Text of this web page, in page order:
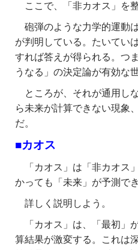
ここで、「非カオス」を
砲弾のような力学的運動
が判明している。たいてい
すれば答えが得られる。つ
うなる」の決定論が有効な
ところが、それが通用し
ら未来が計算できない現象
だ。
■カオス
「カオス」は「非カオス
かっても「未来」が予測でき
詳しく説明しよう。
「カオス」は、「最初」
算結果が激変する。これは